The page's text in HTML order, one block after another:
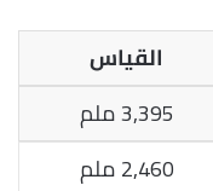
القياس
3,395 ملم
2,460 ملم